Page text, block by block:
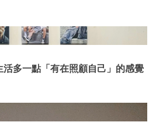
活多一點「有在照顧自己」的感覺